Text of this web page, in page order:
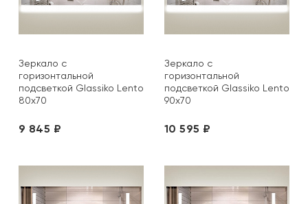
Зеркало с
горизонтальной
подсветкой Glassiko Lento
80х70
9 845 ₽
Зеркало с
горизонтальной
подсветкой Glassiko Lento
90х70
10 595 ₽